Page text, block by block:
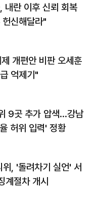
내란 이후 신뢰 회복
신해달라"
개편안 비판 오세훈
억제기"
9곳 추가 압색…강남
허위 입력' 정황
, '돌려차기 실언' 서
계절차 개시